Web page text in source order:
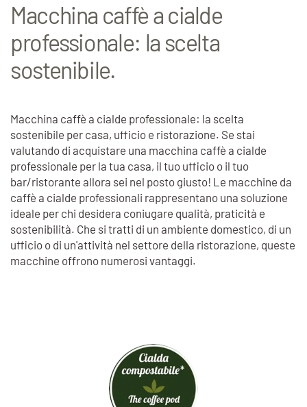
Macchina caffè a cialde
professionale: la scelta
sostenibile.
Macchina caffè a cialde professionale: la scelta
sostenibile per casa, ufficio e ristorazione. Se stai
valutando di acquistare una macchina caffè a cialde
professionale per la tua casa, il tuo ufficio o il tuo
bar/ristorante allora sei nel posto giusto! Le macchine da
caffè a cialde professionali rappresentano una soluzione
ideale per chi desidera coniugare qualità, praticità e
sostenibilità. Che si tratti di un ambiente domestico, di un
ufficio o di un'attività nel settore della ristorazione, queste
macchine offrono numerosi vantaggi.